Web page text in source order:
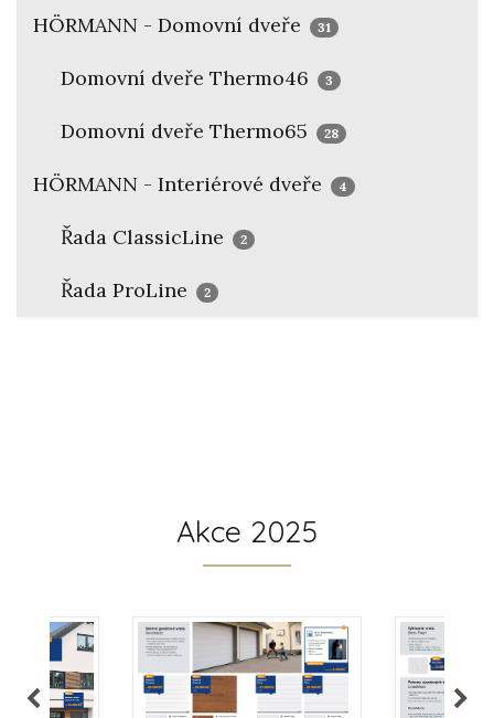
HÖRMANN - Domovní dveře 31
Domovní dveře Thermo46 3
Domovní dveře Thermo65 28
HÖRMANN - Interiérové dveře 4
Řada ClassicLine 2
Řada ProLine 2
Akce 2025